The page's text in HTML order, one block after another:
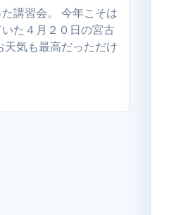
講習会。 今年こそは
た４月２０日の宮古
気も最高だっただけ